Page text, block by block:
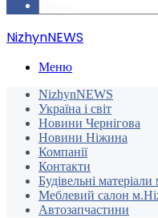
NizhynNEWS
Меню
NizhynNEWS
Україна і світ
Новини Чернігова
Новини Ніжина
Компанії
Контакти
Будівельні
Меблевий салон
Автозапчастини